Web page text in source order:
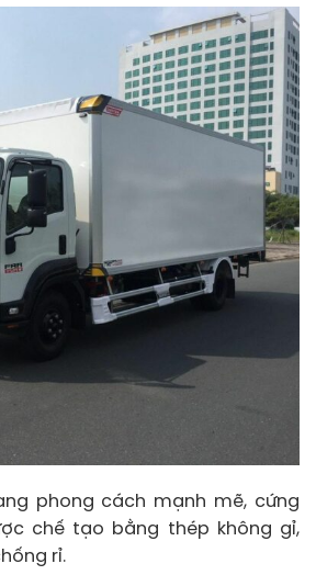
phong cách mạnh mẽ, cứng
chế tạo bằng thép không gỉ,
rỉ.